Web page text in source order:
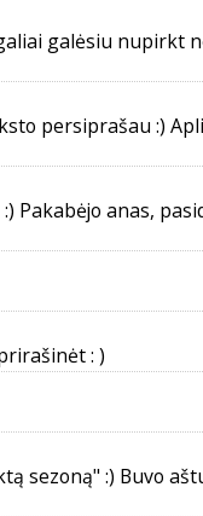
galėsiu nupirkt
persiprašau :)
Pakabėjo anas,
: )
sezoną" :) Buvo